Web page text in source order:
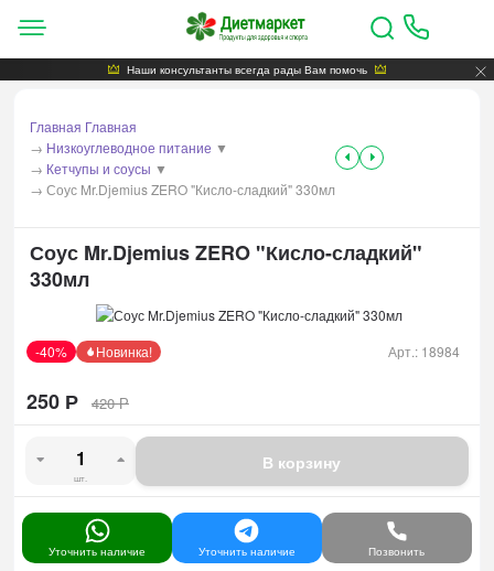
Наши консультанты всегда рады Вам помочь
Главная Главная
→ Низкоуглеводное питание ▼
→ Кетчупы и соусы ▼
→ Соус Mr.Djemius ZERO "Кисло-сладкий" 330мл
Соус Mr.Djemius ZERO "Кисло-сладкий"
330мл
-40% Новинка! Арт.: 18984
250 Р 420Р
шт.
В корзину
Уточнить наличие Уточнить наличие Позвонить